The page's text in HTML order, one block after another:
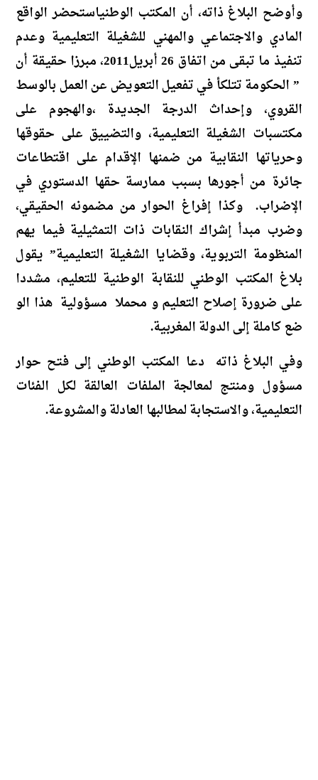
وأوضح البلاغ ذاته، أن المكتب الوطنياستحضرالواقع
المادي والاجتماعي والمهني للشغيلة التعليمية وعدم
تنفيذ ما تبقى من اتفاق 26 أبريل2011، مبرزا حقيقة أن
” الحكومة تتلكأ في تفعيل التعويض عن العمل بالوسط
القروي، وإحداث الدرجة الجديدة ،والهجوم على
مكتسبات الشغيلة التعليمية، والتضييق على حقوقها
وحرياتها النقابية من ضمنها الإقدام على اقتطاعات
جائرة من أجورها بسبب ممارسة حقها الدستوري في
الإضراب. وكذا إفراغ الحوار من مضمونه الحقيقي،
وضرب مبدأ إشراك النقابات ذات التمثيلية فيما يهم
المنظومة التربوية، وقضايا الشغيلة التعليمية” يقول
بلاغ المكتب الوطني للنقابة الوطنية للتعليم، مشددا
على ضرورة إصلاح التعليم و محملا مسؤولية هذا الو
ضعكاملةإلى الدولة المغربية.
وفي البلاغ ذاته دعا المكتب الوطني إلى فتح حوار
مسؤول ومنتج لمعالجة الملفات العالقة لكل الفئات
التعليمية، والاستجابة لمطالبها العادلة والمشروعة.